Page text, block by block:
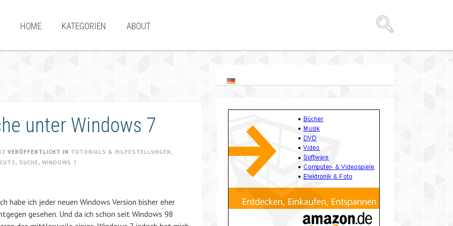
HOME KATEGORIEN ABOUT
unter Windows 7
VERÖFFENTLICHT IN TUTORIALS & HILFESTELLUNGEN ,
, SUCHE , WINDOWS 7
habe ich jeder neuen Windows Version bisher eher
gesehen. Und da ich schon seit Windows 98